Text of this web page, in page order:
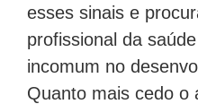
esses sinais e
profissional da
incomum no
Quanto mais cedo o